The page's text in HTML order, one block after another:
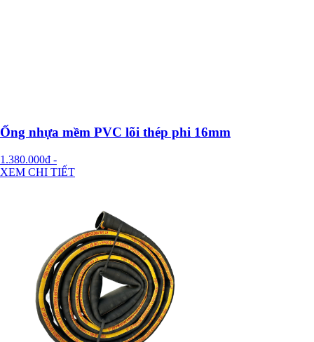
Ống nhựa mềm PVC lõi thép phi 16mm
1.380.000đ -
XEM CHI TIẾT